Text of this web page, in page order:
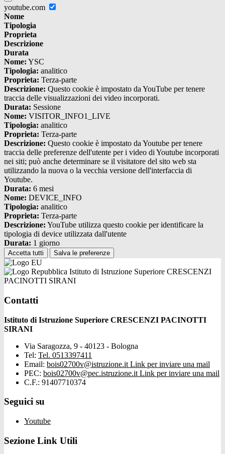
youtube.com
Nome
Tipologia
Proprieta
Descrizione
Durata
Nome: YSC
Tipologia: analitico
Proprieta: Terza-parte
Descrizione: Questo cookie è impostato da YouTube per tenere
traccia delle visualizzazioni dei video incorporati.
Durata: Sessione
Nome: VISITOR_INFO1_LIVE
Tipologia: analitico
Proprieta: Terza-parte
Descrizione: Questo cookie è impostato da Youtube per tenere
traccia delle preferenze dell'utente per i video di Youtube incorporati
nei siti; può anche determinare se il visitatore del sito web sta
utilizzando la nuova o la vecchia versione dell'interfaccia di
Youtube.
Durata: 6 mesi
Nome: DEVICE_INFO
Tipologia: analitico
Proprieta: Terza-parte
Descrizione: YouTube utilizza questo cookie per identificare la
tipologia di device utilizzata dall'utente
Durata: 1 giorno
Accetta tutti Salva le preferenze
Istituto di Istruzione Superiore CRESCENZI
PACINOTTI SIRANI
Contatti
Istituto di Istruzione Superiore CRESCENZI PACINOTTI
SIRANI
Via Saragozza, 9 - 40123 - Bologna
Tel: Tel. 0513397411
Email: bois02700v@istruzione.it Link per inviare una mail
PEC: bois02700v@pec.istruzione.it Link per inviare una mail
C.F.: 91407710374
Seguici su
Youtube
Sezione Link Utili